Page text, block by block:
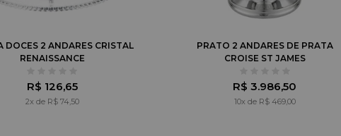
DOCES 2 ANDARES CRISTAL
RENAISSANCE
R$ 126,65
2x de R$ 74,50
PRATO 2 ANDARES DE PRATA
CROISE ST JAMES
R$ 3.986,50
10x de R$ 469,00